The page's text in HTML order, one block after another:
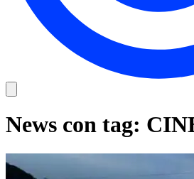
News con tag: